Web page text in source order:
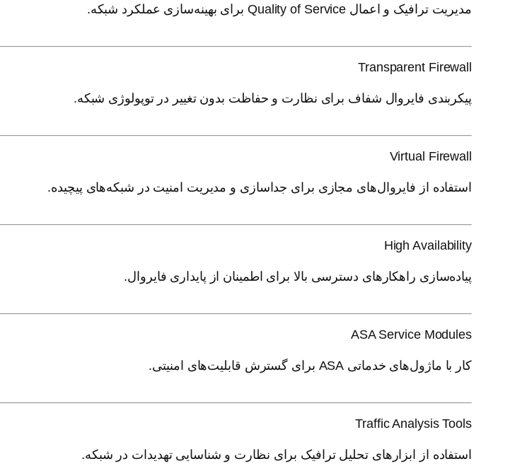
مدیریت ترافیک و اعمال Quality of Service برای بهینه‌سازی عملکرد شبکه.
Transparent Firewall
پیکربندی فایروال شفاف برای نظارت و حفاظت بدون تغییر در توپولوژی شبکه.
Virtual Firewall
استفاده از فایروال‌های مجازی برای جداسازی و مدیریت امنیت در شبکه‌های پیچیده.
High Availability
پیاده‌سازی راهکارهای دسترسی بالا برای اطمینان از پایداری فایروال.
ASA Service Modules
کار با ماژول‌های خدماتی ASA برای گسترش قابلیت‌های امنیتی.
Traffic Analysis Tools
استفاده از ابزارهای تحلیل ترافیک برای نظارت و شناسایی تهدیدات در شبکه.